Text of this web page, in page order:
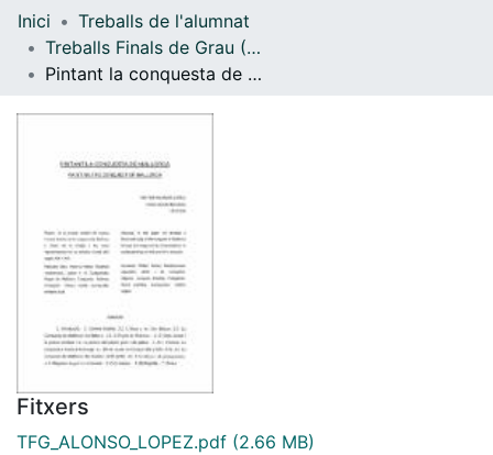
Navega per tot el DD
Inici
Treballs de l'alumnat
Treballs Finals de Grau (TFG) - Història
Pintant la conquesta de Mallorca
Fitxers
TFG_ALONSO_LOPEZ.pdf (2.66 MB)